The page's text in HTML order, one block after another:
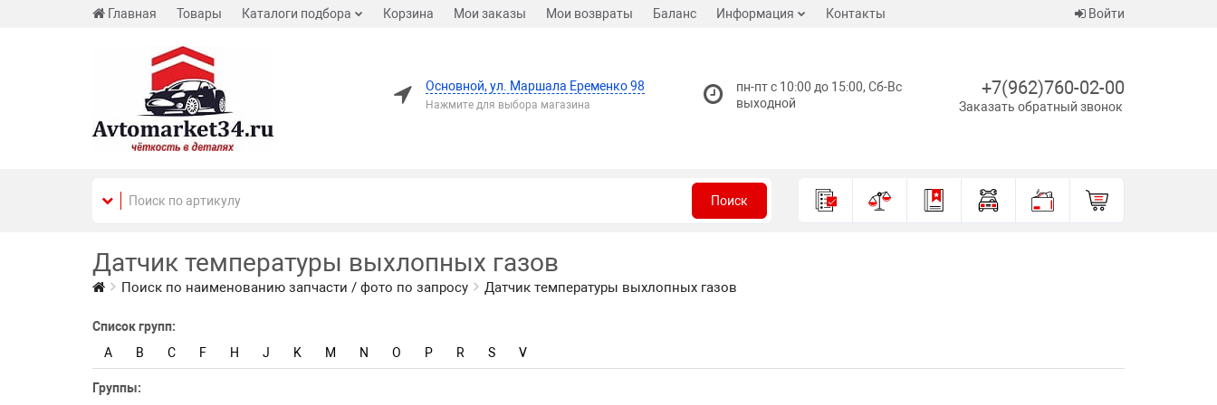
Главная Товары Каталоги подбора Корзина Мои заказы Мои возвраты Баланс Информация Контакты Войти
Основной, ул. Маршала Еременко 98
Нажмите для выбора магазина
пн-пт с 10:00 до 15:00, Сб-Вс
выходной
+7(962)760-02-00
Заказать обратный звонок
Поиск
Датчик температуры выхлопных газов
Поиск по наименованию запчасти / фото по запросу Датчик температуры выхлопных газов
Список групп:
A
B C F H J K M N O P R S V
Группы: